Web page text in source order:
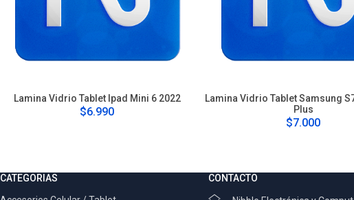
Lamina Vidrio Tablet Ipad Mini 6 2022
$6.990
Lamina Vidrio Tablet Samsung
Plus
$7.000
CATEGORIAS
CONTACTO